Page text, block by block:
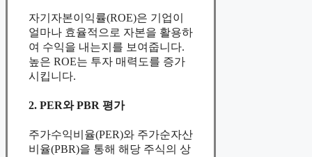
자기자본이익률(ROE)은 기업이
얼마나 효율적으로 자본을 활용하
여 수익을 내는지를 보여줍니다.
높은 ROE는 투자 매력도를 증가
시킵니다.
2. PER와 PBR 평가
주가수익비율(PER)와 주가순자산
비율(PBR)을 통해 해당 주식의 상